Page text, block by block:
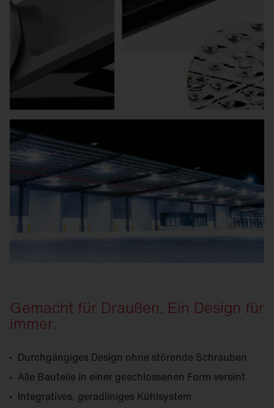
Gemacht für Draußen. Ein Design für
immer.
Durchgängiges Design ohne störende Schrauben
Alle Bauteile in einer geschlossenen Form vereint
Integratives, geradliniges Kühlsystem